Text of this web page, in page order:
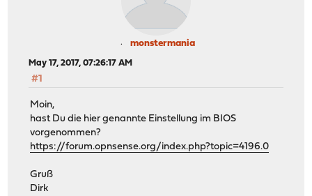
monstermania
May 17, 2017, 07:26:17 AM
#1
Moin,
hast Du die hier genannte Einstellung im BIOS
vorgenommen?
https://forum.opnsense.org/index.php?topic=4196.0
Gruß
Dirk